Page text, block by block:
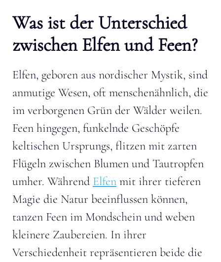
Was ist der Unterschied
zwischen Elfen und Feen?
Elfen, geboren aus nordischer Mystik, sind
anmutige Wesen, oft menschenähnlich, die
im verborgenen Grün der Wälder weilen.
Feen hingegen, funkelnde Geschöpfe
keltischen Ursprungs, flitzen mit zarten
Flügeln zwischen Blumen und Tautropfen
umher. Während Elfen mit ihrer tieferen
Magie die Natur beeinflussen können,
tanzen Feen im Mondschein und weben
kleinere Zaubereien. In ihrer
Verschiedenheit repräsentieren beide die